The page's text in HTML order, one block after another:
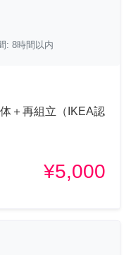
: 8時間以内
＋再組立（IKEA認
¥5,000